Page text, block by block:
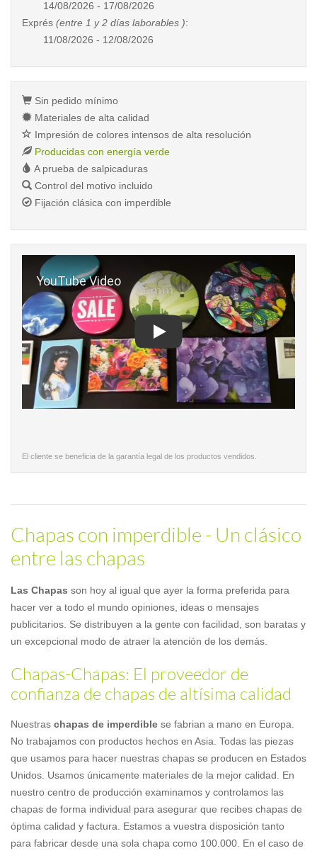
14/08/2026 - 17/08/2026
Exprés (entre 1 y 2 días laborables ):
11/08/2026 - 12/08/2026
Sin pedido mínimo
Materiales de alta calidad
Impresión de colores intensos de alta resolución
Producidas con energía verde
A prueba de salpicaduras
Control del motivo incluido
Fijación clásica con imperdible
El cliente se beneficia de la garantía legal de los productos vendidos.
Chapas con imperdible - Un clásico
entre las chapas
Las Chapas son hoy al igual que ayer la forma preferida para
hacer ver a todo el mundo opiniones, ideas o mensajes
publicitarios. Se distribuyen a la gente con facilidad, son baratas y
un excepcional modo de atraer la atención de los demás.
Chapas-Chapas: El proveedor de
confianza de chapas de altísima calidad
Nuestras chapas de imperdible se fabrian a mano en Europa.
No trabajamos con productos hechos en Asia. Todas las piezas
que usamos para hacer nuestras chapas se producen en Estados
Unidos. Usamos únicamente materiales de la mejor calidad. En
nuestro centro de producción examinamos y controlamos las
chapas de forma individual para asegurar que recibes chapas de
óptima calidad y factura. Estamos a vuestra disposición tanto
para fabricar desde una sola chapa como 100.000. En el caso de